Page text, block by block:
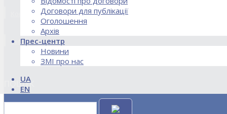
Договори для публікації
Оголошення
Архів
Прес-центр
Новини
ЗМІ про нас
UA
EN
Контакти договірного відділу, розрахункового відділу та відділу
kanc@uie.kiev.ua
ПОШУК